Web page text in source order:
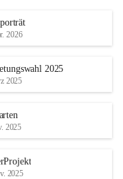
2026
2025
2025
2025
2025